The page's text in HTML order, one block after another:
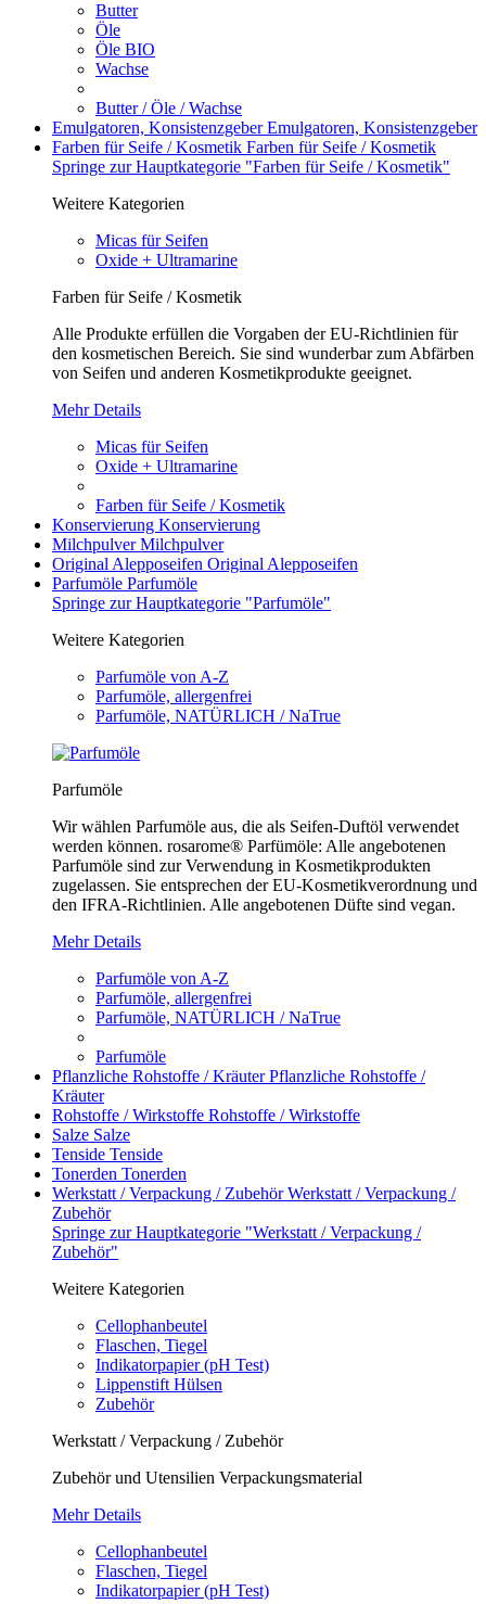
Butter
Öle
Öle BIO
Wachse
Butter / Öle / Wachse
Emulgatoren, KonsistenzgeberEmulgatoren, Konsistenzgeber
Farben für Seife / Kosmetik Farben für Seife / Kosmetik
Springe zur Hauptkategorie "Farben für Seife / Kosmetik"
Weitere Kategorien
Micas für Seifen
Oxide + Ultramarine
Farben für Seife / Kosmetik
Alle Produkte erfüllen die Vorgaben der EU-Richtlinien für
den kosmetischen Bereich. Sie sind wunderbar zum Abfärben
von Seifen und anderen Kosmetikprodukte geeignet.
Mehr Details
Micas für Seifen
Oxide + Ultramarine
Farben für Seife / Kosmetik
Konservierung Konservierung
MilchpulverMilchpulver
Original Alepposeifen Original Alepposeifen
Parfumöle Parfumöle
Springe zur Hauptkategorie "Parfumöle"
Weitere Kategorien
Parfumöle von A-Z
Parfumöle, allergenfrei
Parfumöle, NATÜRLICH / NaTrue
Parfumöle
Wir wählen Parfumöle aus, die als Seifen-Duftöl verwendet
werden können. rosarome® Parfümöle: Alle angebotenen
Parfumöle sind zur Verwendung in Kosmetikprodukten
zugelassen. Sie entsprechen der EU-Kosmetikverordnung und
den IFRA-Richtlinien. Alle angebotenen Düfte sind vegan.
Mehr Details
Parfumöle von A-Z
Parfumöle, allergenfrei
Parfumöle, NATÜRLICH / NaTrue
Parfumöle
Pflanzliche Rohstoffe / KräuterPflanzliche Rohstoffe /
Kräuter
Rohstoffe / Wirkstoffe Rohstoffe / Wirkstoffe
Salze Salze
Tenside Tenside
Tonerden Tonerden
Werkstatt / Verpackung / ZubehörWerkstatt / Verpackung /
Zubehör
Springe zur Hauptkategorie "Werkstatt / Verpackung /
Zubehör"
Weitere Kategorien
Cellophanbeutel
Flaschen, Tiegel
Indikatorpapier (pH Test)
Lippenstift Hülsen
Zubehör
Werkstatt / Verpackung / Zubehör
Zubehör und Utensilien Verpackungsmaterial
Mehr Details
Cellophanbeutel
Flaschen, Tiegel
Indikatorpapier (pH Test)